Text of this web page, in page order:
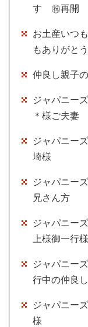
す ㊗再開
お土産いつ
もありがと
仲良し親子
ジャパニー
＊様ご夫妻
ジャパニー
埼様
ジャパニー
兄さん方
ジャパニー
上様御一行様
ジャパニー
行中の仲良
ジャパニー
様